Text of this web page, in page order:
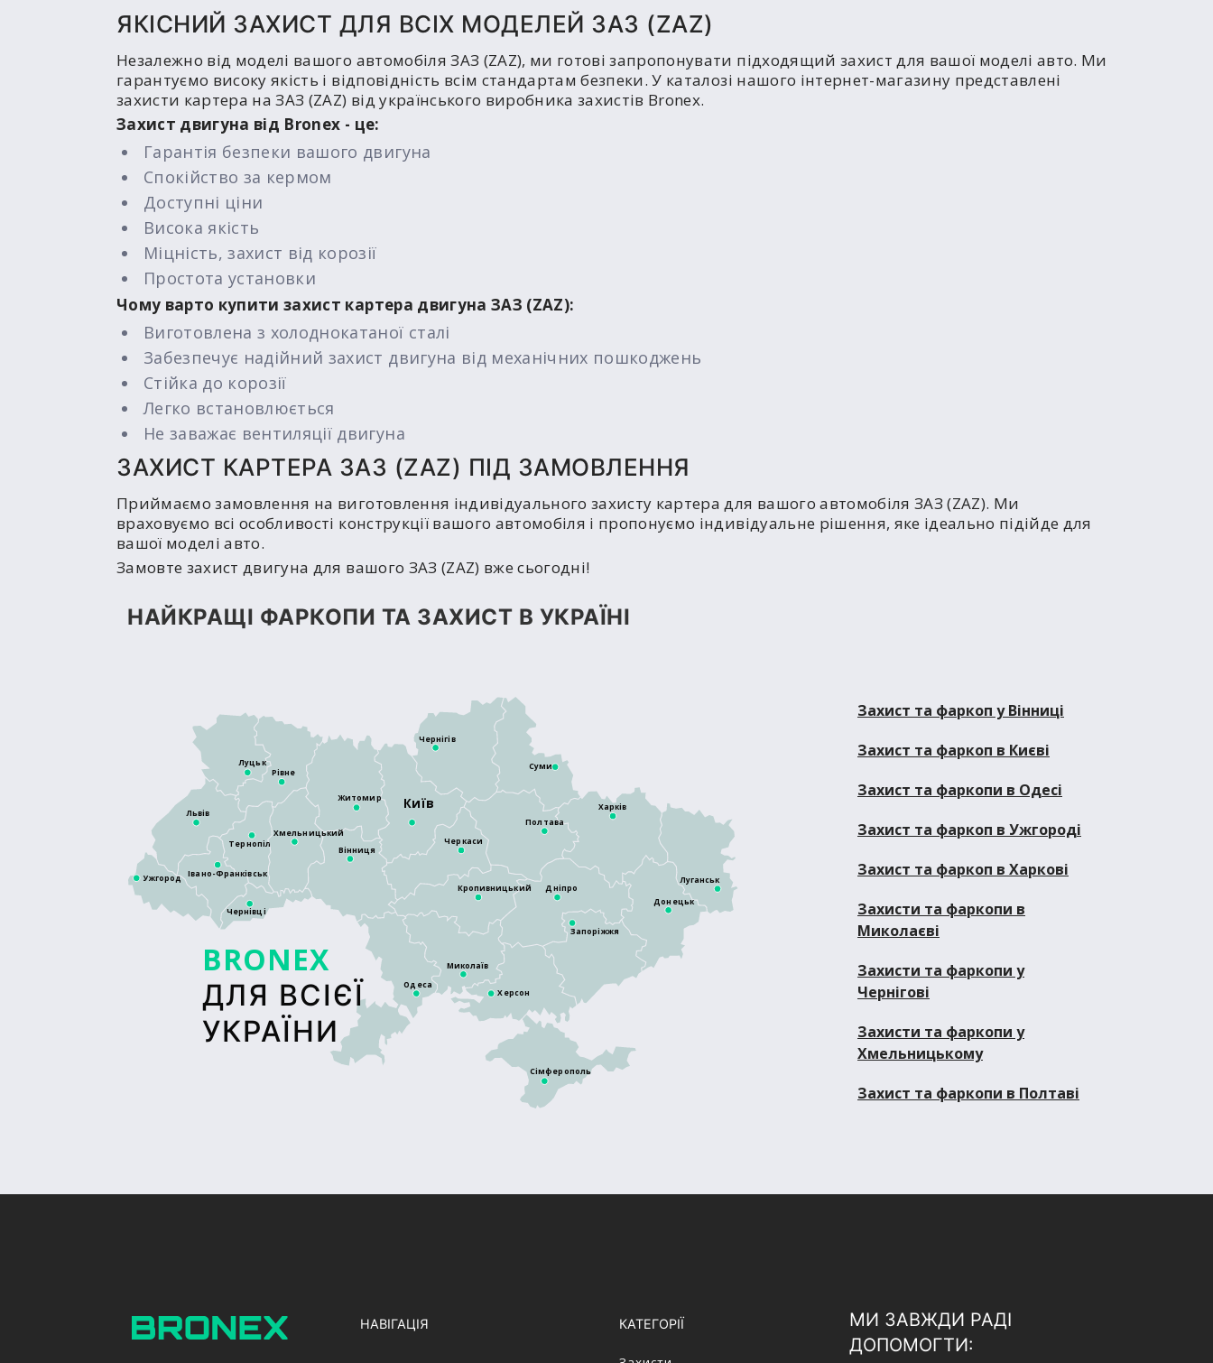
ЯКІСНИЙ ЗАХИСТ ДЛЯ ВСІХ МОДЕЛЕЙ ЗАЗ (ZAZ)
Незалежно від моделі вашого автомобіля ЗАЗ (ZAZ), ми готові запропонувати підходящий захист для вашої моделі авто. Ми
гарантуємо високу якість і відповідність всім стандартам безпеки. У каталозі нашого інтернет-магазину представлені
захисти картера на ЗАЗ (ZAZ) від українського виробника захистів Bronex.
Захист двигуна від Bronex - це:
Гарантія безпеки вашого двигуна
Спокійство за кермом
Доступні ціни
Висока якість
Міцність, захист від корозії
Простота установки
Чому варто купити захист картера двигуна ЗАЗ (ZAZ):
Виготовлена з холоднокатаної сталі
Забезпечує надійний захист двигуна від механічних пошкоджень
Стійка до корозії
Легко встановлюється
Не заважає вентиляції двигуна
ЗАХИСТ КАРТЕРА ЗАЗ (ZAZ) ПІД ЗАМОВЛЕННЯ
Приймаємо замовлення на виготовлення індивідуального захисту картера для вашого автомобіля ЗАЗ (ZAZ). Ми
враховуємо всі особливості конструкції вашого автомобіля і пропонуємо індивідуальне рішення, яке ідеально підійде для
вашої моделі авто.
Замовте захист двигуна для вашого ЗАЗ (ZAZ) вже сьогодні!
НАЙКРАЩІ ФАРКОПИ ТА ЗАХИСТ В УКРАЇНІ
BRONEX
ДЛЯ ВСІЄЇ
УКРАЇНИ
Сімферополь
Луцьк
Київ
Житомир
Тернопіль
Рівне
Львів
Дніпро
Кропивницький
Харків
Полтава
Черкаси
Суми
Чернігів
Запоріжжя
Херсон
Донецьк
Луганськ
Ужгород
Чернівці
Вінниця
Хмельницький
Івано-Франківськ
Миколаїв
Одеса
Захист та фаркоп у Вінниці
Захист та фаркоп в Києві
Захист та фаркопи в Одесі
Захист та фаркоп в Ужгороді
Захист та фаркоп в Харкові
Захисти та фаркопи в
Миколаєві
Захисти та фаркопи у
Чернігові
Захисти та фаркопи у
Хмельницькому
Захист та фаркопи в Полтаві
НАВІГАЦІЯ КАТЕГОРІЇ
МИ ЗАВЖДИ РАДІ
ДОПОМОГТИ: